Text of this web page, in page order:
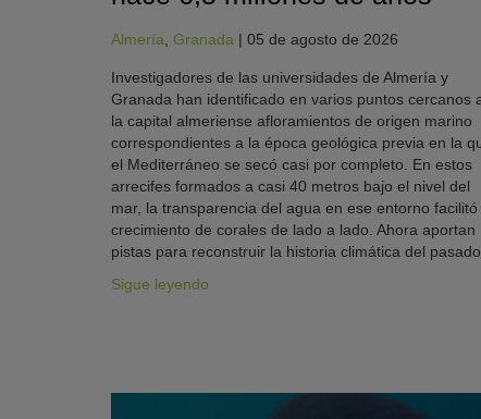
Almería Granada | 05 de agosto de 2026
Investigadores de las universidades de Almería y
Granada han identificado en varios puntos cercanos
la capital almeriense afloramientos de origen marino
correspondientes a la época geológica previa en la
el Mediterráneo se secó casi por completo. En estos
arrecifes formados a casi 40 metros bajo el nivel del
mar, la transparencia del agua en ese entorno facilitó
crecimiento de corales de lado a lado. Ahora aportan
pistas para reconstruir la historia climática del pasado.
Sigue leyendo